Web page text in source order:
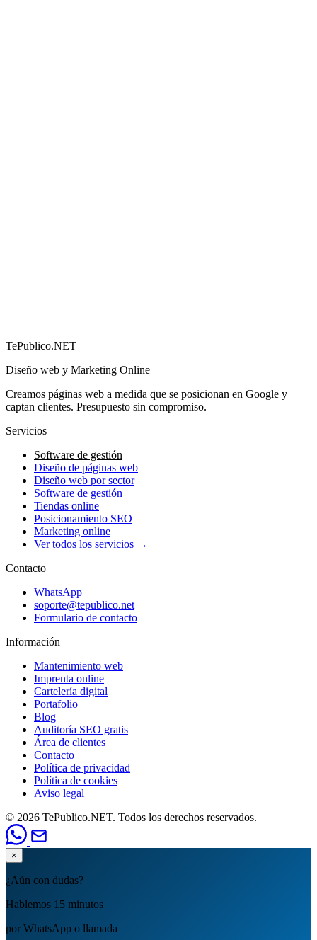
→
TePublico.NET
Diseño web y Marketing Online
Creamos páginas web a medida que se posicionan en Google y
captan clientes. Presupuesto sin compromiso.
Servicios
Software de gestión
Diseño de páginas web
Diseño web por sector
Software de gestión
Tiendas online
Posicionamiento SEO
Marketing online
Ver todos los servicios →
Contacto
WhatsApp
soporte@tepublico.net
Formulario de contacto
Información
Mantenimiento web
Imprenta online
Cartelería digital
Portafolio
Blog
Auditoría SEO gratis
Área de clientes
Contacto
Política de privacidad
Política de cookies
Aviso legal
© 2026 TePublico.NET. Todos los derechos reservados.
×
¿Aún con dudas?
Hablemos 15 minutos
por WhatsApp o llamada